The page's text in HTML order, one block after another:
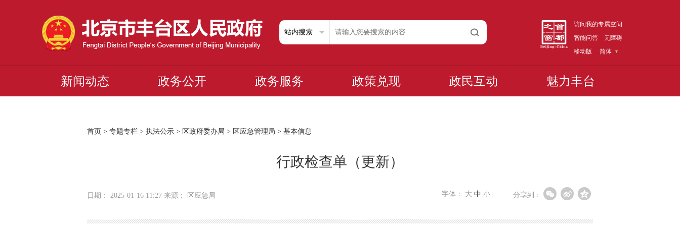
访问我的专属空间
智能问答
无障碍
移动版
简体
新闻动态 政务公开 政务服务 政策兑现 政民互动 魅力丰台
首页 > 专题专栏 > 执法公示 > 区政府委办局 > 区应急管理局 > 基本信息
行政检查单（更新）
日期： 2025-01-16 11:27 来源： 区应急局 分享到：
字体： 大 中 小